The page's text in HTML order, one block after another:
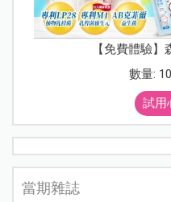
【免費體驗
數量:
試用
當期雜誌